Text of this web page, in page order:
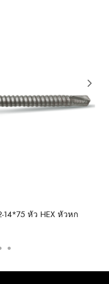
หัว HEX หัวหก